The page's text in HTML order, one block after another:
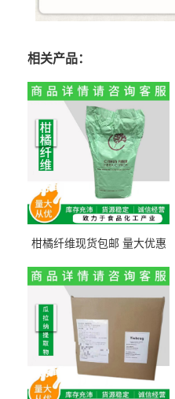
相关产品：
柑橘纤维现货包邮 量大优惠